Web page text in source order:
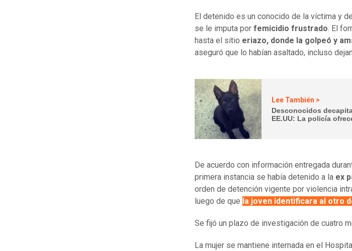
El detenido es un conocido de la víctima y
se le imputa por femicidio frustrado. El
hasta el sitio eriazo, donde la golpeó y
aseguró que lo habían asaltado, incluso
Lee También >
Desconocidos
EE.UU: La policía
De acuerdo con información entregada
primera instancia se había detenido a la ex
orden de detención vigente por violencia
luego de que la joven identificara al otro
Se fijó un plazo de investigación de cuatro
La mujer se mantiene internada en el